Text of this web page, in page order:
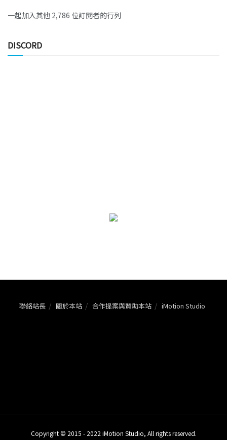
一起加入其他 2,786 位訂閱者的行列
DISCORD
聯絡站長 關於本站 合作提案與贊助本站 iMotion Studio
Copyright © 2015 - 2022 iMotion Studio, All rights reserved.